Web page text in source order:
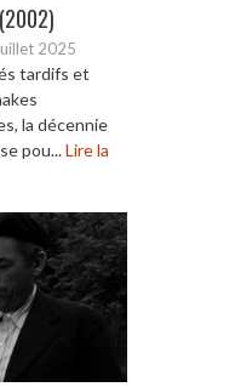
2025
tardifs et
la décennie
pou...Lire la